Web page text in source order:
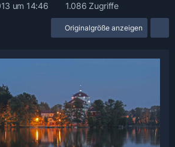
um 14:46 1.086 Zugriffe
Originalgröße anzeigen